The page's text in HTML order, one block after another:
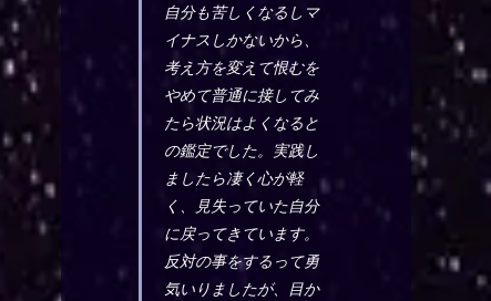
自分も苦しくなるしマ
イナスしかないから、
考え方を変えて恨むを
やめて普通に接してみ
たら状況はよくなると
の鑑定でした。実践し
ましたら凄く心が軽
く、見失っていた自分
に戻ってきています。
反対の事をするって勇
気いりましたが、目か